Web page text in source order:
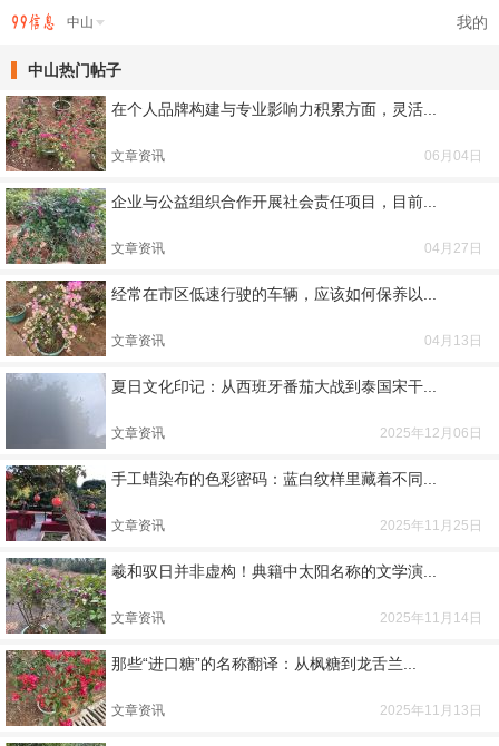
我的
中山
中山热门帖子
在个人品牌构建与专业影响力积累方面，灵活...
文章资讯 06月04日
企业与公益组织合作开展社会责任项目，目前...
文章资讯 04月27日
经常在市区低速行驶的车辆，应该如何保养以...
文章资讯 04月13日
夏日文化印记：从西班牙番茄大战到泰国宋干...
文章资讯 2025年12月06日
手工蜡染布的色彩密码：蓝白纹样里藏着不同...
文章资讯 2025年11月25日
羲和驭日并非虚构！典籍中太阳名称的文学演...
文章资讯 2025年11月14日
那些“进口糖”的名称翻译：从枫糖到龙舌兰...
文章资讯 2025年11月13日